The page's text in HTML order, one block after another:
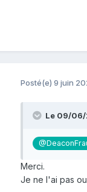
Posté(e) 9 juin
Le 09/06/
Merci.
Je ne l'ai pas